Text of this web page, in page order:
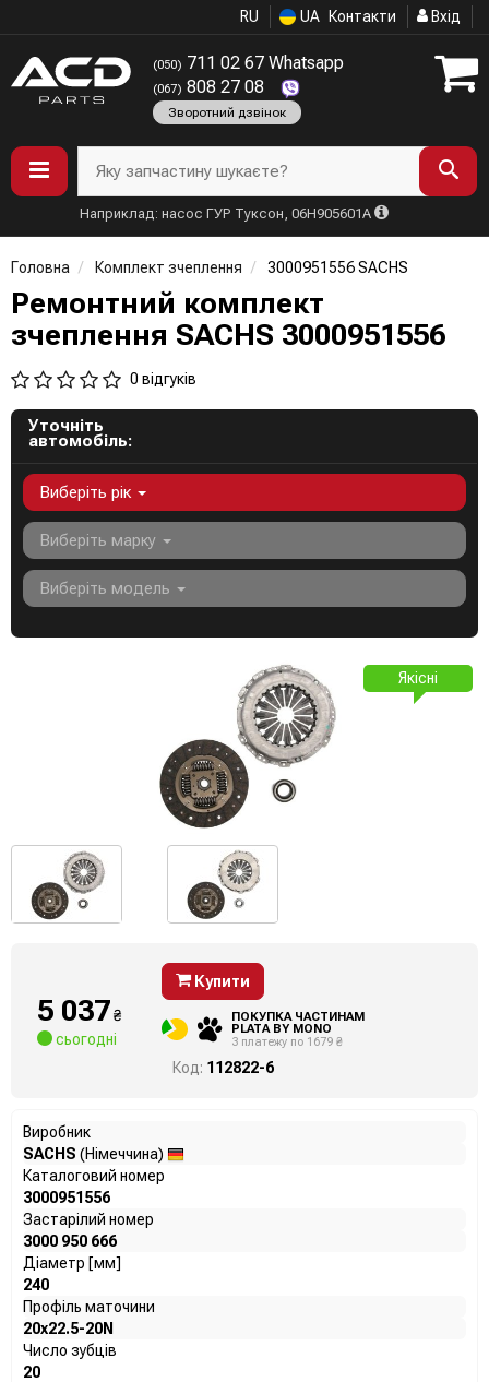
RU UA Контакти Вхід
(050) 711 02 67 Whatsapp
(067) 808 27 08
Зворотний дзвінок
Яку запчастину шукаєте?
Наприклад: насос ГУР Туксон, 06H905601A
Головна Комплект зчеплення 3000951556 SACHS
Ремонтний комплект
зчеплення SACHS 3000951556
0 відгуків
Уточніть
автомобіль:
Виберіть рік
Виберіть марку
Виберіть модель
Якісні
5 037₴
сьогодні
Купити
ПОКУПКА ЧАСТИНАМ
PLATA BY MONO
3 платежу по 1679 ₴
Код: 112822-6
Виробник
SACHS (Німеччина)
Каталоговий номер
3000951556
Застарілий номер
3000 950 666
Діаметр [мм]
240
Профіль маточини
20x22.5-20N
Число зубців
20